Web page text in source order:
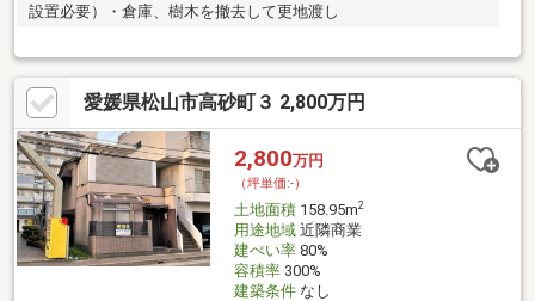
設置必要）・倉庫、樹木を撤去して更地渡し
愛媛県松山市高砂町３ 2,800万円
2,800万円
（坪単価:-）
土地面積158.95m2
用途地域近隣商業
建ぺい率80%
容積率300%
建築条件なし